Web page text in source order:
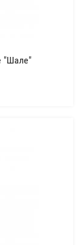
"Шале"